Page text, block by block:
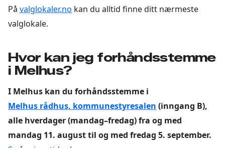
På valglokaler.no kan du alltid finne ditt nærmeste
valglokale.
Hvor kan jeg forhåndsstemme
i Melhus?
I Melhus kan du forhåndsstemme i
Melhus rådhus, kommunestyresalen (inngang B),
alle hverdager (mandag–fredag) fra og med
mandag 11. august til og med fredag 5. september.